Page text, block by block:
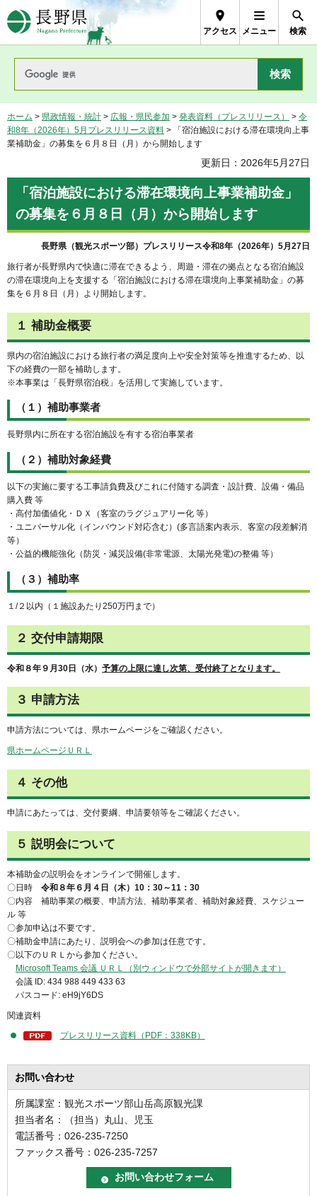
長野県Nagano Prefecture
アクセス メニュー 検索
ホーム > 県政情報・統計 > 広報・県民参加 > 発表資料（プレスリリース） > 令
和8年（2026年）5月プレスリリース資料 > 「宿泊施設における滞在環境向上事
業補助金」の募集を６月８日（月）から開始します
更新日：2026年5月27日
「宿泊施設における滞在環境向上事業補助金」
の募集を６月８日（月）から開始します
長野県（観光スポーツ部）プレスリリース令和8年（2026年）5月27日
旅行者が長野県内で快適に滞在できるよう、周遊・滞在の拠点となる宿泊施設
の滞在環境向上を支援する「宿泊施設における滞在環境向上事業補助金」の募
集を６月８日（月）より開始します。
１ 補助金概要
県内の宿泊施設における旅行者の満足度向上や安全対策等を推進するため、以
下の経費の一部を補助します。
※本事業は「長野県宿泊税」を活用して実施しています。
（１）補助事業者
長野県内に所在する宿泊施設を有する宿泊事業者
（２）補助対象経費
以下の実施に要する工事請負費及びこれに付随する調査・設計費、設備・備品
購入費 等
・高付加価値化・ＤＸ（客室のラグジュアリー化 等）
・ユニバーサル化（インバウンド対応含む）(多言語案内表示、客室の段差解消
等）
・公益的機能強化（防災・減災設備(非常電源、太陽光発電)の整備 等）
（３）補助率
１/２以内（１施設あたり250万円まで）
２ 交付申請期限
令和８年９月30日（水） 予算の上限に達し次第、受付終了となります。
３ 申請方法
申請方法については、県ホームページをご確認ください。
県ホームページＵＲＬ
４ その他
申請にあたっては、交付要綱、申請要領等をご確認ください。
５ 説明会について
本補助金の説明会をオンラインで開催します。
〇日時 令和８年６月４日（木）10：30～11：30
〇内容 補助事業の概要、申請方法、補助事業者、補助対象経費、スケジュー
ル 等
〇参加申込は不要です。
〇補助金申請にあたり、説明会への参加は任意です。
〇以下のＵＲＬから参加ください。
Microsoft Teams 会議 ＵＲＬ（別ウィンドウで外部サイトが開きます）
会議 ID: 434 988 449 433 63
パスコード: eH9jY6DS
関連資料
プレスリリース資料（PDF：338KB）
お問い合わせ
所属課室：観光スポーツ部山岳高原観光課
担当者名：（担当）丸山、児玉
電話番号：026-235-7250
ファックス番号：026-235-7257